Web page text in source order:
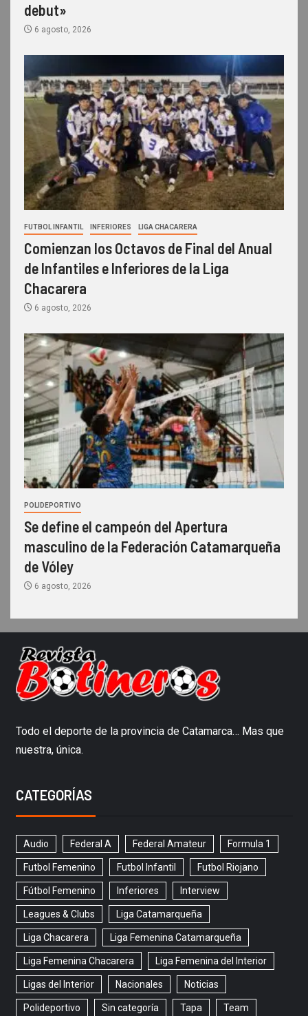
debut»
6 agosto, 2026
FUTBOL INFANTIL INFERIORES LIGA CHACARERA
Comienzan los Octavos de Final del Anual
de Infantiles e Inferiores de la Liga
Chacarera
6 agosto, 2026
POLIDEPORTIVO
Se define el campeón del Apertura
masculino de la Federación Catamarqueña
de Vóley
6 agosto, 2026
Todo el deporte de la provincia de Catamarca… Mas que
nuestra, única.
CATEGORÍAS
Audio Federal A Federal Amateur Formula 1
Futbol Femenino Futbol Infantil Futbol Riojano
Fútbol Femenino Inferiores Interview
Leagues & Clubs Liga Catamarqueña
Liga Chacarera Liga Femenina Catamarqueña
Liga Femenina Chacarera Liga Femenina del Interior
Ligas del Interior Nacionales Noticias
Polideportivo Sin categoría Tapa Team